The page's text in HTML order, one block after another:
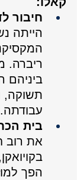
חיבור
הייתה
ריברה.
ביניהם
תשוקה,
עבודתה.
בית
את רוב
הפך